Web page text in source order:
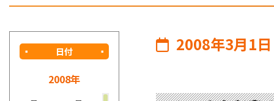
日付
2008年
2008年3月1日